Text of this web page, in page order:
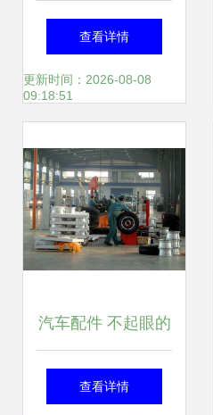
件厂
查看详情
更新时间：2026-08-08
09:18:51
汽车配件 不起眼的
小零件，却承载着
查看详情